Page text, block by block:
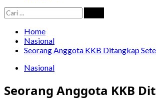
Cari
untuk:
Home
Nasional
Seorang Anggota KKB Ditangkap
Nasional
Seorang Anggota KKB